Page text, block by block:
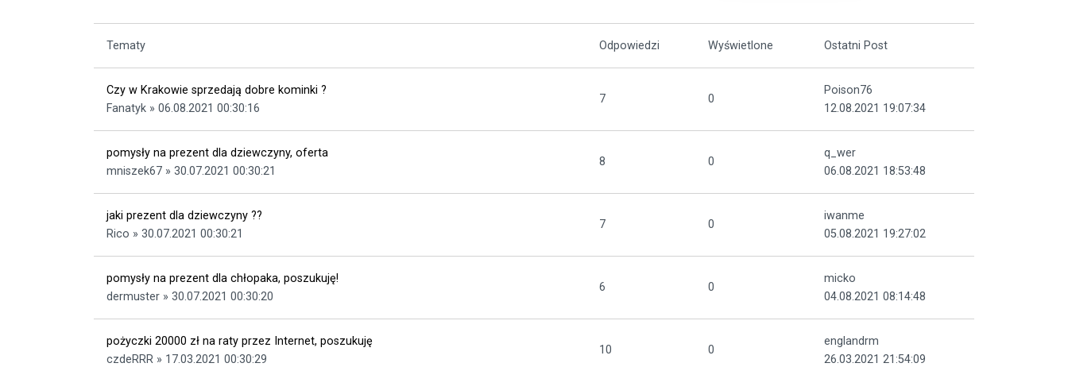
Tematy Odpowiedzi Wyświetlone Ostatni Post
Czy w Krakowie sprzedają dobre kominki ?
Fanatyk » 06.08.2021 00:30:16
7 0
Poison76
12.08.2021 19:07:34
pomysły na prezent dla dziewczyny, oferta
mniszek67 » 30.07.2021 00:30:21
8 0
q_wer
06.08.2021 18:53:48
jaki prezent dla dziewczyny ??
Rico » 30.07.2021 00:30:21
7 0
iwanme
05.08.2021 19:27:02
pomysły na prezent dla chłopaka, poszukuję!
dermuster » 30.07.2021 00:30:20
6 0
micko
04.08.2021 08:14:48
pożyczki 20000 zł na raty przez Internet, poszukuję
czdeRRR » 17.03.2021 00:30:29
10 0
englandrm
26.03.2021 21:54:09